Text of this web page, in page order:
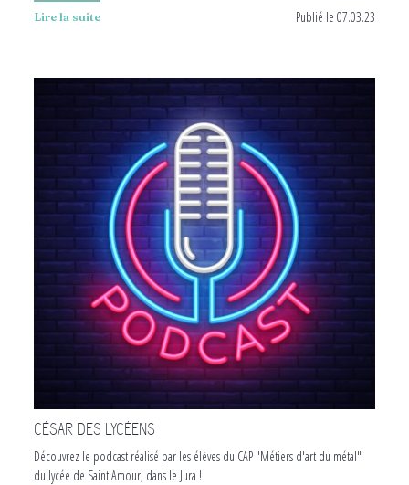
Lire la suite Publié le 07.03.23
CÉSAR DES LYCÉENS
Découvrez le podcast réalisé par les élèves du CAP "Métiers d'art du métal"
du lycée de Saint Amour, dans le Jura !